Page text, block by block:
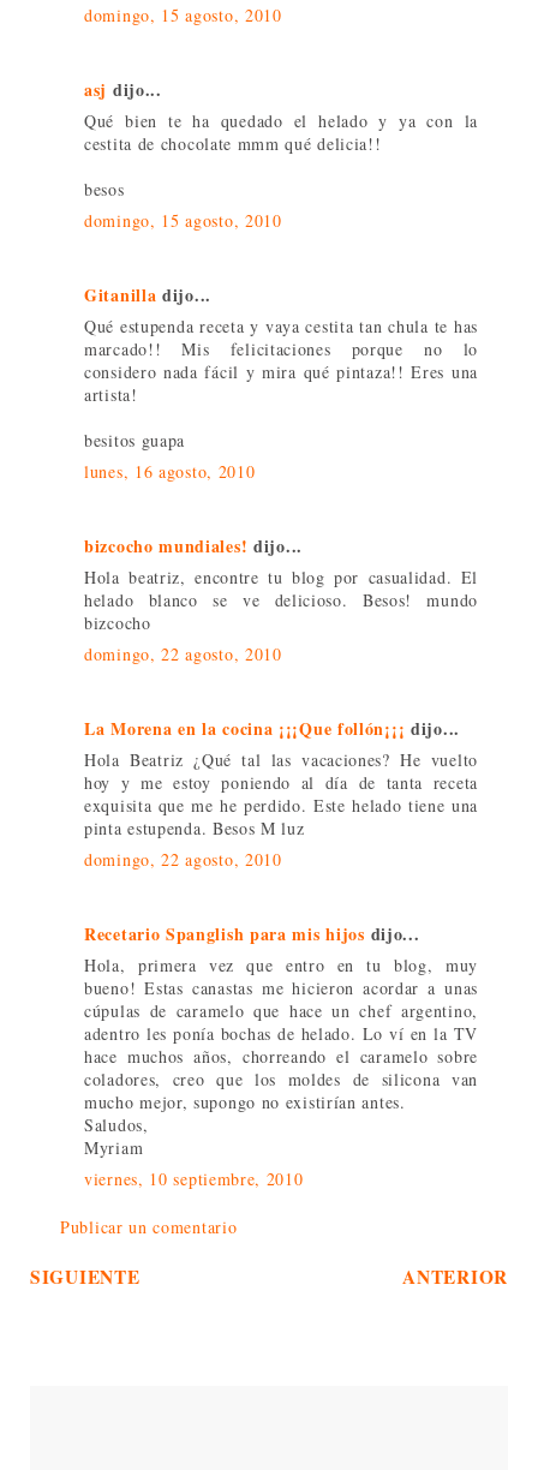
domingo, 15 agosto, 2010
asj dijo...
Qué bien te ha quedado el helado y ya con la
cestita de chocolate mmm qué delicia!!
besos
domingo, 15 agosto, 2010
Gitanilla dijo...
Qué estupenda receta y vaya cestita tan chula te has
marcado!! Mis felicitaciones porque no lo
considero nada fácil y mira qué pintaza!! Eres una
artista!
besitos guapa
lunes, 16 agosto, 2010
bizcocho mundiales! dijo...
Hola beatriz, encontre tu blog por casualidad. El
helado blanco se ve delicioso. Besos! mundo
bizcocho
domingo, 22 agosto, 2010
La Morena en la cocina ¡¡¡Que follón¡¡¡ dijo...
Hola Beatriz ¿Qué tal las vacaciones? He vuelto
hoy y me estoy poniendo al día de tanta receta
exquisita que me he perdido. Este helado tiene una
pinta estupenda. Besos M luz
domingo, 22 agosto, 2010
Recetario Spanglish para mis hijos dijo...
Hola, primera vez que entro en tu blog, muy
bueno! Estas canastas me hicieron acordar a unas
cúpulas de caramelo que hace un chef argentino,
adentro les ponía bochas de helado. Lo ví en la TV
hace muchos años, chorreando el caramelo sobre
coladores, creo que los moldes de silicona van
mucho mejor, supongo no existirían antes.
Saludos,
Myriam
viernes, 10 septiembre, 2010
Publicar un comentario
SIGUIENTE ANTERIOR